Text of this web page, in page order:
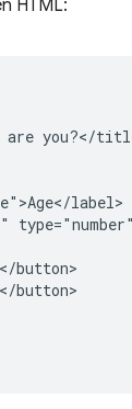
HTML:
are you?</
label>
button>
button>